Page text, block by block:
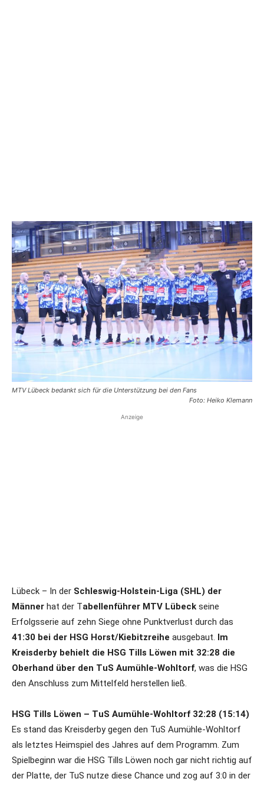
MTV Lübeck bedankt sich für die Unterstützung bei den Fans
Foto: Heiko Klemann
Anzeige
Lübeck – In der Schleswig-Holstein-Liga (SHL) der
Männer hat der Tabellenführer MTV Lübeck seine
Erfolgsserie auf zehn Siege ohne Punktverlust durch das
41:30 bei der HSG Horst/Kiebitzreihe ausgebaut. Im
Kreisderby behielt die HSG Tills Löwen mit 32:28 die
Oberhand über den TuS Aumühle-Wohltorf, was die HSG
den Anschluss zum Mittelfeld herstellen ließ.
HSG Tills Löwen – TuS Aumühle-Wohltorf 32:28 (15:14)
Es stand das Kreisderby gegen den TuS Aumühle-Wohltorf
als letztes Heimspiel des Jahres auf dem Programm. Zum
Spielbeginn war die HSG Tills Löwen noch gar nicht richtig auf
der Platte, der TuS nutze diese Chance und zog auf 3:0 in der